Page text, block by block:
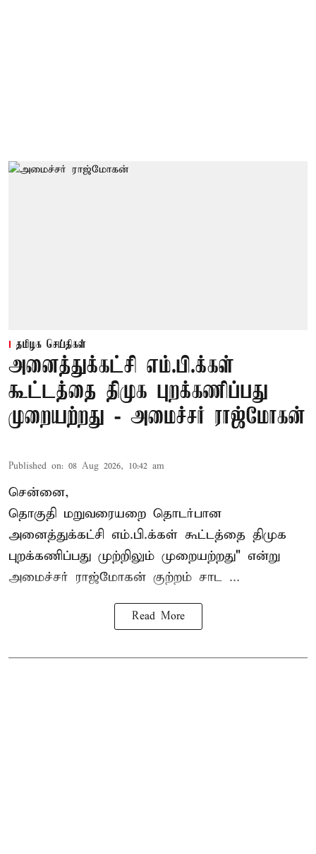
தமிழக செய்திகள்
அனைத்துக்கட்சி எம்.பி.க்கள்
கூட்டத்தை திமுக புறக்கணிப்பது
முறையற்றது - அமைச்சர் ராஜ்மோகன்
Published on: 08 Aug 2026, 10:42 am
சென்னை,
தொகுதி மறுவரையறை தொடர்பான
அனைத்துக்கட்சி எம்.பி.க்கள் கூட்டத்தை திமுக
புறக்கணிப்பது முற்றிலும் முறையற்றது" என்று
அமைச்சர் ராஜ்மோகன் குற்றம் சாட ...
Read More